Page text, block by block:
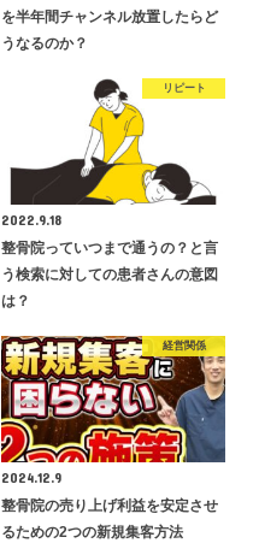
を半年間チャンネル放置したらど
うなるのか？
リピート
2022.9.18
整骨院っていつまで通うの？と言
う検索に対しての患者さんの意図
は？
経営関係
2024.12.9
整骨院の売り上げ利益を安定させ
るための2つの新規集客方法